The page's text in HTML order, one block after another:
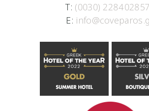
T: (0030)
E: